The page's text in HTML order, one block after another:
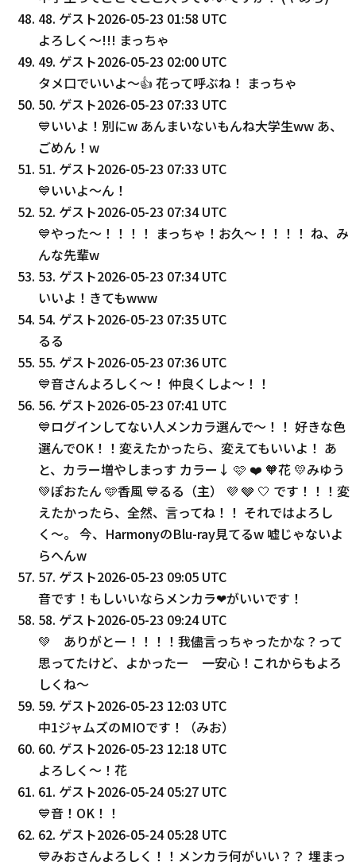
48. ゲスト2026-05-23 01:58 UTC
よろしく〜!!! まっちゃ
49. ゲスト2026-05-23 02:00 UTC
タメ口でいいよ〜👍️ 花って呼ぶね！ まっちゃ
50. ゲスト2026-05-23 07:33 UTC
💙いいよ！別にw あんまいないもんね大学生ww あ、
ごめん！w
51. ゲスト2026-05-23 07:33 UTC
💙いいよ〜ん！
52. ゲスト2026-05-23 07:34 UTC
💙やった〜！！！！ まっちゃ！お久〜！！！！ ね、み
んな先輩w
53. ゲスト2026-05-23 07:34 UTC
いいよ！きてもwww
54. ゲスト2026-05-23 07:35 UTC
るる
55. ゲスト2026-05-23 07:36 UTC
💙音さんよろしく〜！ 仲良くしよ〜！！
56. ゲスト2026-05-23 07:41 UTC
💙ログインしてない人メンカラ選んで〜！！ 好きな色
選んでOK！！変えたかったら、変えてもいいよ！ あ
と、カラー増やしまっす カラー↓ 🩷 ❤️ 🧡花 💛みゆう
💚ぽおたん 🩵香風 💙るる（主） 💜 🩶 🤍 です！！！変
えたかったら、全然、言ってね！！ それではよろし
く〜。 今、HarmonyのBlu-ray見てるw 嘘じゃないよ
らへんw
57. ゲスト2026-05-23 09:05 UTC
音です！もしいいならメンカラ❤がいいです！
58. ゲスト2026-05-23 09:24 UTC
💚 ありがとー！！！！我儘言っちゃったかな？って
思ってたけど、よかったー 一安心！これからもよろ
しくね〜
59. ゲスト2026-05-23 12:03 UTC
中1ジャムズのMIOです！（みお）
60. ゲスト2026-05-23 12:18 UTC
よろしく〜！花
61. ゲスト2026-05-24 05:27 UTC
💙音！OK！！
62. ゲスト2026-05-24 05:28 UTC
💙みおさんよろしく！！メンカラ何がいい？？ 埋まっ